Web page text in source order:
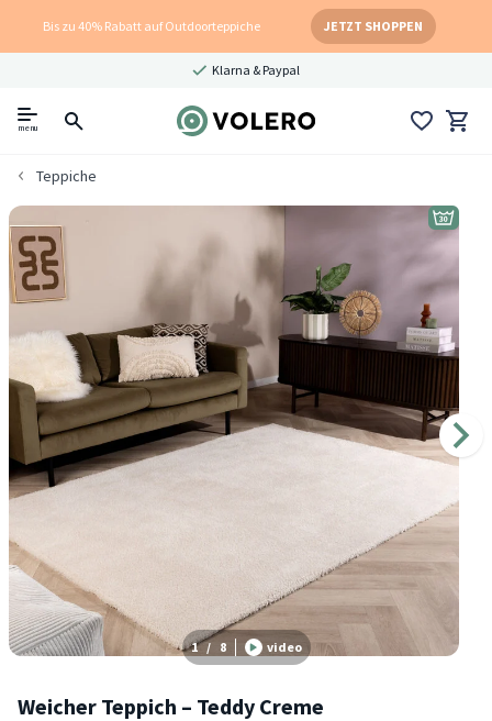
Bis zu 40% Rabatt auf Outdoorteppiche JETZT SHOPPEN
Klarna & Paypal
menu
Teppiche
1 / 8 video
Weicher Teppich – Teddy Creme